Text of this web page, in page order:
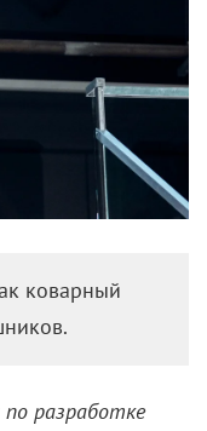
коварный
разработке